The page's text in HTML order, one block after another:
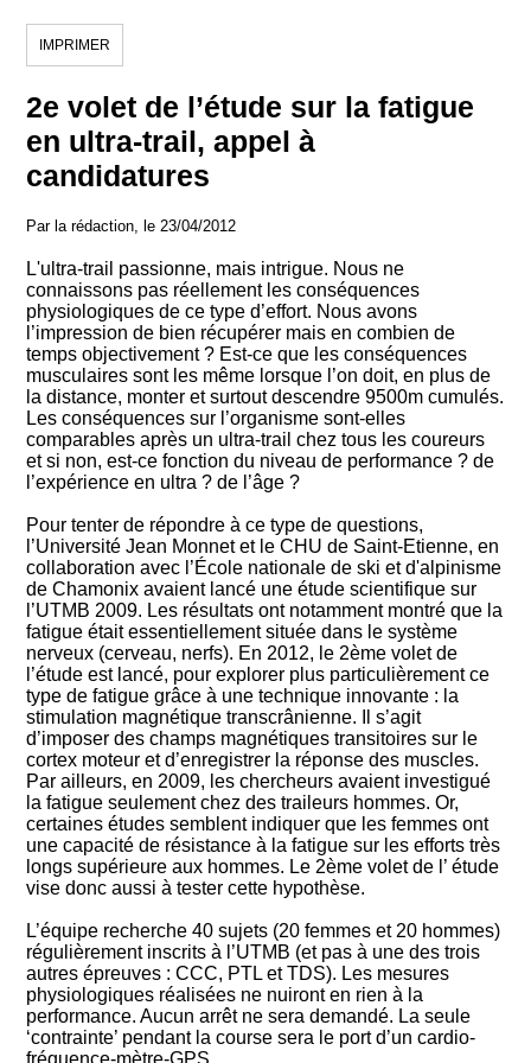
IMPRIMER
2e volet de l’étude sur la fatigue
en ultra-trail, appel à
candidatures
Par la rédaction, le 23/04/2012
L'ultra-trail passionne, mais intrigue. Nous ne
connaissons pas réellement les conséquences
physiologiques de ce type d’effort. Nous avons
l’impression de bien récupérer mais en combien de
temps objectivement ? Est-ce que les conséquences
musculaires sont les même lorsque l’on doit, en plus de
la distance, monter et surtout descendre 9500m cumulés.
Les conséquences sur l’organisme sont-elles
comparables après un ultra-trail chez tous les coureurs
et si non, est-ce fonction du niveau de performance ? de
l’expérience en ultra ? de l’âge ?
Pour tenter de répondre à ce type de questions,
l’Université Jean Monnet et le CHU de Saint-Etienne, en
collaboration avec l’École nationale de ski et d'alpinisme
de Chamonix avaient lancé une étude scientifique sur
l’UTMB 2009. Les résultats ont notamment montré que la
fatigue était essentiellement située dans le système
nerveux (cerveau, nerfs). En 2012, le 2ème volet de
l’étude est lancé, pour explorer plus particulièrement ce
type de fatigue grâce à une technique innovante : la
stimulation magnétique transcrânienne. Il s’agit
d’imposer des champs magnétiques transitoires sur le
cortex moteur et d’enregistrer la réponse des muscles.
Par ailleurs, en 2009, les chercheurs avaient investigué
la fatigue seulement chez des traileurs hommes. Or,
certaines études semblent indiquer que les femmes ont
une capacité de résistance à la fatigue sur les efforts très
longs supérieure aux hommes. Le 2ème volet de l’ étude
vise donc aussi à tester cette hypothèse.
L’équipe recherche 40 sujets (20 femmes et 20 hommes)
régulièrement inscrits à l’UTMB (et pas à une des trois
autres épreuves : CCC, PTL et TDS). Les mesures
physiologiques réalisées ne nuiront en rien à la
performance. Aucun arrêt ne sera demandé. La seule
‘contrainte’ pendant la course sera le port d’un cardio-
fréquence-mètre-GPS.